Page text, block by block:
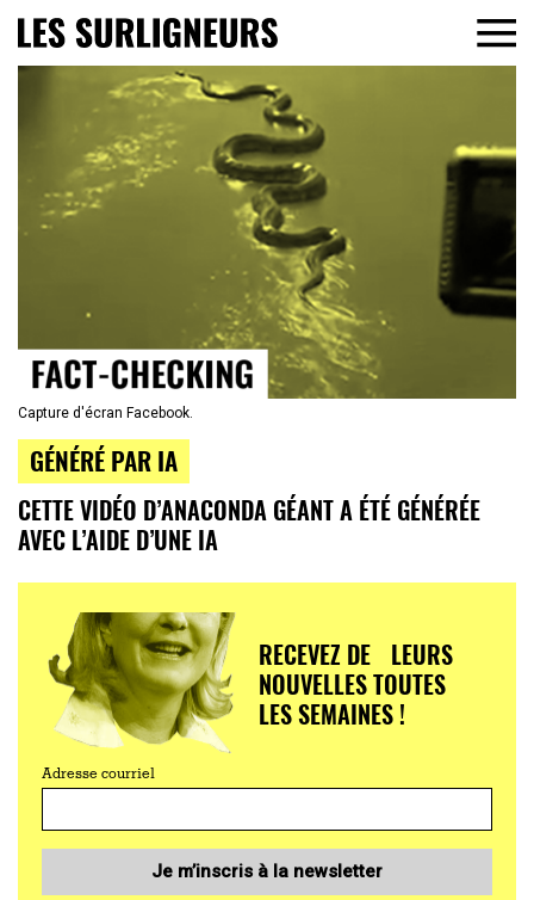
Capture d'écran Facebook.
GÉNÉRÉ PAR IA
CETTE VIDÉO D’ANACONDA GÉANT A ÉTÉ GÉNÉRÉE
AVEC L’AIDE D’UNE IA
RECEVEZ DE LEURS
NOUVELLES TOUTES
LES SEMAINES !
Adresse courriel
Je m’inscris à la newsletter